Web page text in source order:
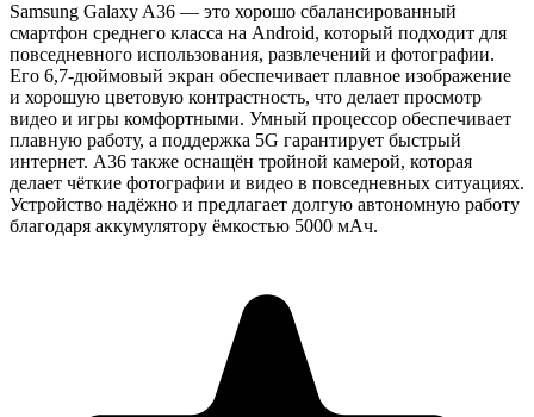
Samsung Galaxy A36 — это хорошо сбалансированный
смартфон среднего класса на Android, который подходит для
повседневного использования, развлечений и фотографии.
Его 6,7-дюймовый экран обеспечивает плавное изображение
и хорошую цветовую контрастность, что делает просмотр
видео и игры комфортными. Умный процессор обеспечивает
плавную работу, а поддержка 5G гарантирует быстрый
интернет. A36 также оснащён тройной камерой, которая
делает чёткие фотографии и видео в повседневных ситуациях.
Устройство надёжно и предлагает долгую автономную работу
благодаря аккумулятору ёмкостью 5000 мАч.